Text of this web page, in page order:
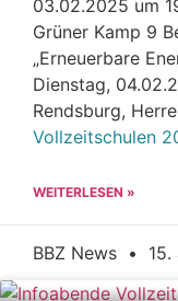
03.02.2025 um
Grüner Kamp 9
„Erneuerbare
Dienstag,
Rendsburg,
Vollzeitschulen
WEITERLESEN »
BBZ News